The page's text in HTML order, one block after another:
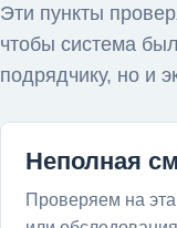
Эти пункты
чтобы система
подрядчику, но и
Неполная
Проверяем на